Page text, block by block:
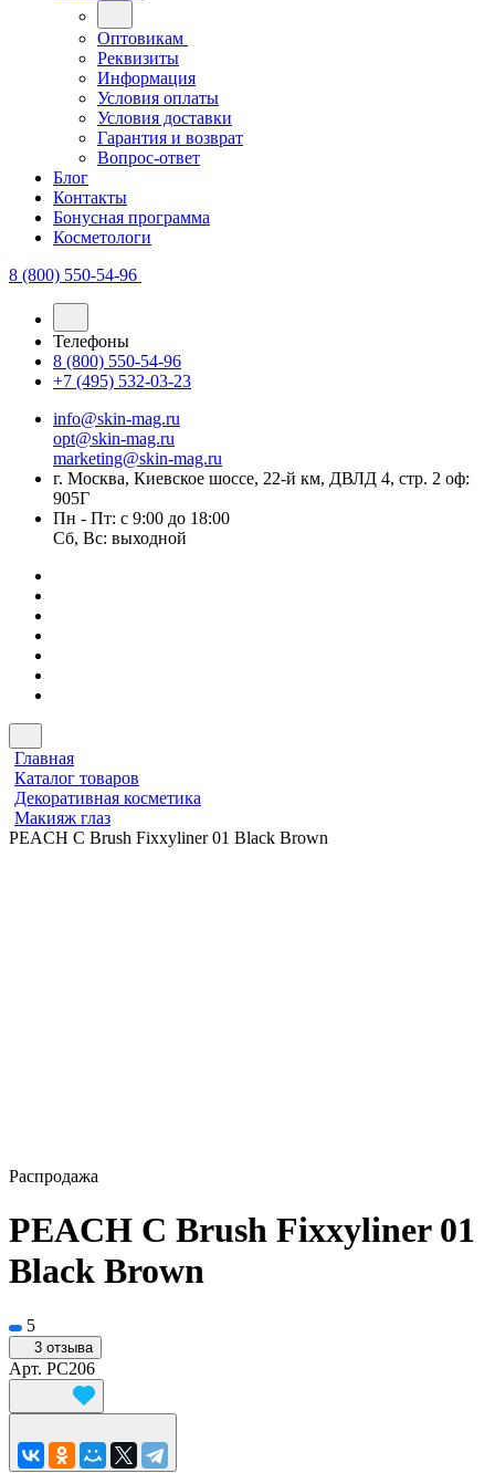
Оптовикам
Реквизиты
Информация
Условия оплаты
Условия доставки
Гарантия и возврат
Вопрос-ответ
Блог
Контакты
Бонусная программа
Косметологи
8 (800) 550-54-96
Телефоны
8 (800) 550-54-96
+7 (495) 532-03-23
info@skin-mag.ru
opt@skin-mag.ru
marketing@skin-mag.ru
г. Москва, Киевское шоссе, 22-й км, ДВЛД 4, стр. 2 оф:
905Г
Пн - Пт: с 9:00 до 18:00
Сб, Вс: выходной
Главная
Каталог товаров
Декоративная косметика
Макияж глаз
PEACH C Brush Fixxyliner 01 Black Brown
Распродажа
PEACH C Brush Fixxyliner 01
Black Brown
5
3 отзыва
Арт. PC206